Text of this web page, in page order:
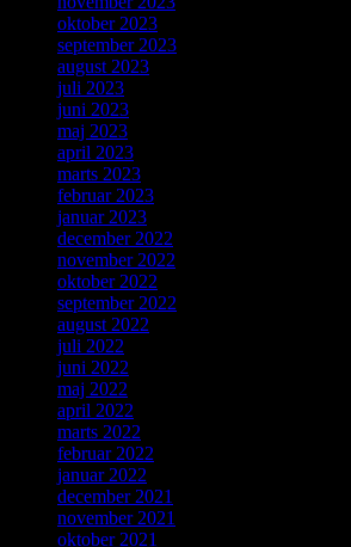
oktober 2023
september 2023
august 2023
juli 2023
juni 2023
maj 2023
april 2023
marts 2023
februar 2023
januar 2023
december 2022
november 2022
oktober 2022
september 2022
august 2022
juli 2022
juni 2022
maj 2022
april 2022
marts 2022
februar 2022
januar 2022
december 2021
november 2021
oktober 2021